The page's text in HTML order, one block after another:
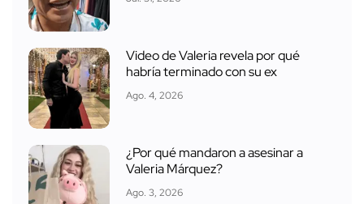
Video de Valeria revela por qué
habría terminado con su ex
Ago. 4, 2026
¿Por qué mandaron a asesinar a
Valeria Márquez?
Ago. 3, 2026